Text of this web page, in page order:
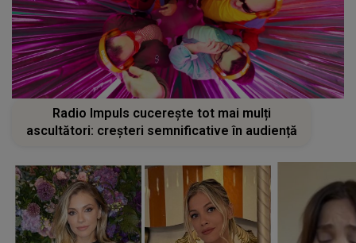
Radio Impuls cucerește tot mai mulți
ascultători: creșteri semnificative în audiență